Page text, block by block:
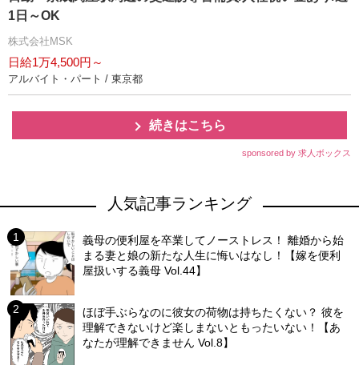
1日～OK
株式会社MSK
日給1万4,500円～
アルバイト・パート / 東京都
続きはこちら
sponsored by 求人ボックス
人気記事ランキング
義母の便利屋を卒業してノーストレス！ 離婚から始
まる妻と娘の新たな人生に悔いはなし！【嫁を便利
屋扱いする義母 Vol.44】
ほぼ手ぶらなのに彼女の荷物は持ちたくない？ 彼を
理解できないけど楽しまないともったいない！【あ
なたが理解できません Vol.8】